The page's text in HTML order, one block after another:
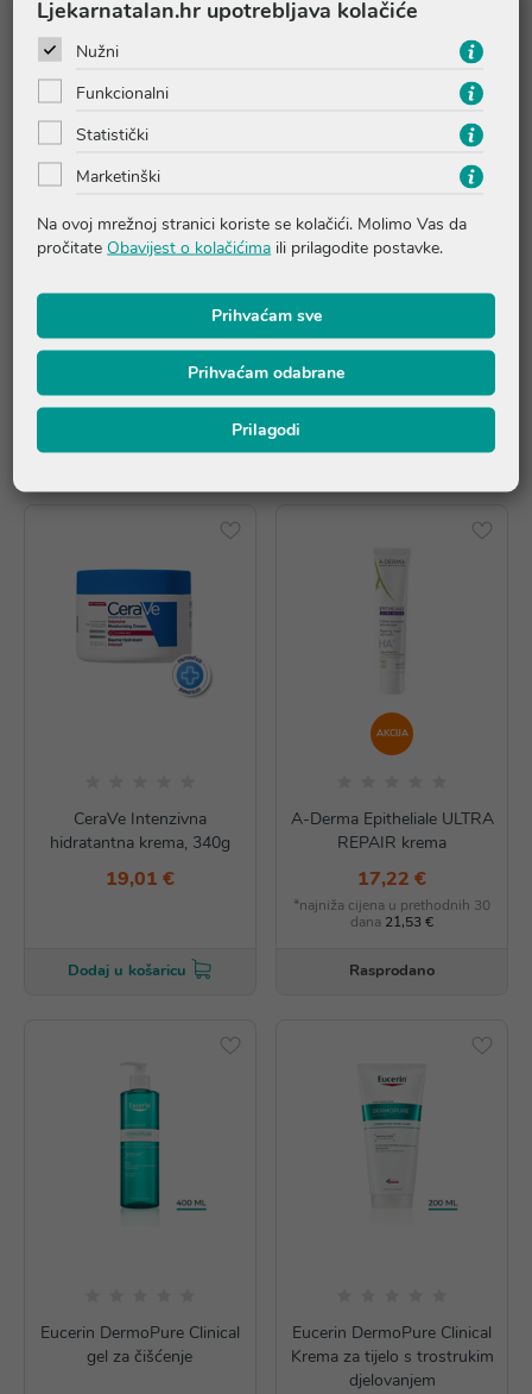
AKCIJA
komplet sa serumom 7701
dana196,20 €
Dodaj u košaricu
AKCIJA
komplet s kremom 7700
dana196,20 €
Dodaj u košaricu
CeraVe Intenzivna
hidratantna krema, 340g
19,01 €
Dodaj u košaricu
AKCIJA
A-Derma Epitheliale ULTRA
REPAIR krema
17,22 €
*najniža cijena u prethodnih 30
dana 21,53 €
Rasprodano
Eucerin DermoPure Clinical
gel za čišćenje
Eucerin DermoPure Clinical
Krema za tijelo s trostrukim
djelovanjem
Ljekarnatalan.hr upotrebljava kolačiće
Nužni
Funkcionalni
Statistički
Marketinški
Na ovoj mrežnoj stranici koriste se kolačići. Molimo Vas da
pročitate Obavijest o kolačićima ili prilagodite postavke.
Prihvaćam sve
Prihvaćam odabrane
Prilagodi